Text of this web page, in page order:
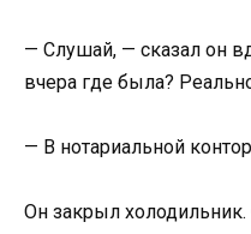
— Слушай, — сказал он
вчера где была?
— В нотариальной
Он закрыл холодильник.